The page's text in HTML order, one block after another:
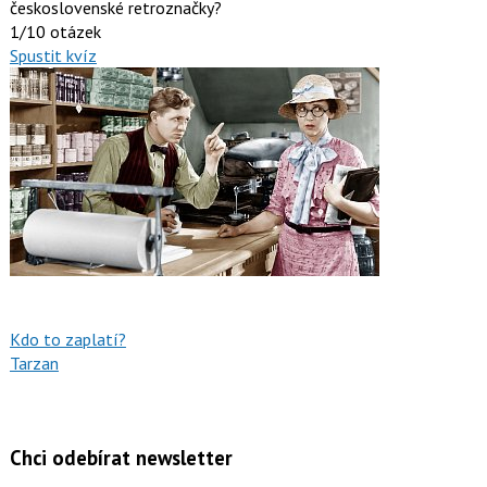
československé retroznačky?
1/10 otázek
Spustit kvíz
Kdo to zaplatí?
Tarzan
Chci odebírat newsletter